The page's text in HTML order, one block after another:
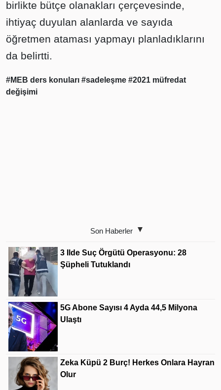
birlikte bütçe olanakları çerçevesinde,
ihtiyaç duyulan alanlarda ve sayıda
öğretmen ataması yapmayı planladıklarını
da belirtti.
#MEB ders konuları #sadeleşme #2021 müfredat
değişimi
Son Haberler
3 Ilde Suç Örgütü Operasyonu: 28
Şüpheli Tutuklandı
5G Abone Sayısı 4 Ayda 44,5 Milyona
Ulaştı
Zeka Küpü 2 Burç! Herkes Onlara Hayran
Olur